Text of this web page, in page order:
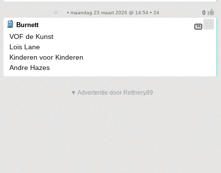
• maandag 23 maart 2026 @ 14:54 • 24
Burnett
VOF de Kunst
Lois Lane
Kinderen voor Kinderen
Andre Hazes
▼ Advertentie door Refinery89